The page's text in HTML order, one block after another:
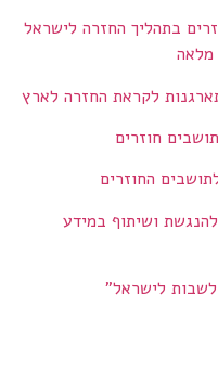
בתהליך החזרה לישראל
מלאה
לקראת החזרה לארץ
חוזרים
החוזרים
ושיתוף במידע
לישראל"